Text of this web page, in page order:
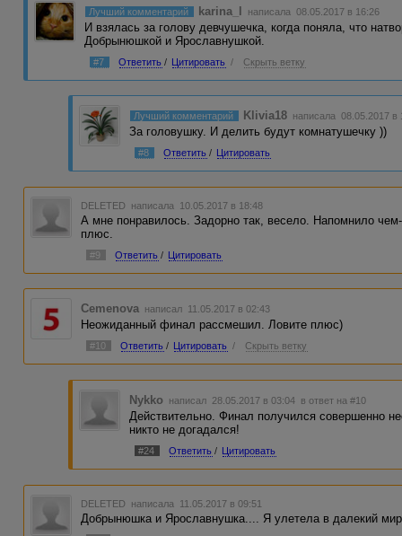
Лучший комментарий karina_l написала 08.05.2017 в 16:26
И взялась за голову девчушечка, когда поняла, что
Добрынюшкой и Ярославнушкой.
#7 Ответить / Цитировать / Скрыть ветку
Лучший комментарий Klivia18 написала 08.05.2017
За головушку. И делить будут комнатушечку ))
#8 Ответить / Цитировать
DELETED написала 10.05.2017 в 18:48
А мне понравилось. Задорно так, весело. Напомнило
плюс.
#9 Ответить / Цитировать
Cemenova написал 11.05.2017 в 02:43
Неожиданный финал рассмешил. Ловите плюс)
#10 Ответить / Цитировать / Скрыть ветку
Nykko написал 28.05.2017 в 03:04 в ответ на #10
Действительно. Финал получился совершенно
никто не догадался!
#24 Ответить / Цитировать
DELETED написала 11.05.2017 в 09:51
Добрынюшка и Ярославнушка.... Я улетела в далекий